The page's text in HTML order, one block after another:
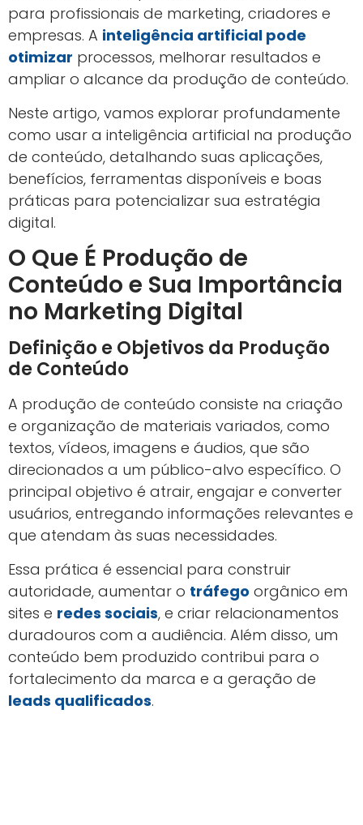
para profissionais de marketing, criadores e
empresas. A inteligência artificial pode
otimizar processos, melhorar resultados e
ampliar o alcance da produção de conteúdo.
Neste artigo, vamos explorar profundamente
como usar a inteligência artificial na produção
de conteúdo, detalhando suas aplicações,
benefícios, ferramentas disponíveis e boas
práticas para potencializar sua estratégia
digital.
O Que É Produção de
Conteúdo e Sua Importância
no Marketing Digital
Definição e Objetivos da Produção
de Conteúdo
A produção de conteúdo consiste na criação
e organização de materiais variados, como
textos, vídeos, imagens e áudios, que são
direcionados a um público-alvo específico. O
principal objetivo é atrair, engajar e converter
usuários, entregando informações relevantes e
que atendam às suas necessidades.
Essa prática é essencial para construir
autoridade, aumentar o tráfego orgânico em
sites e redes sociais, e criar relacionamentos
duradouros com a audiência. Além disso, um
conteúdo bem produzido contribui para o
fortalecimento da marca e a geração de
leads qualificados.